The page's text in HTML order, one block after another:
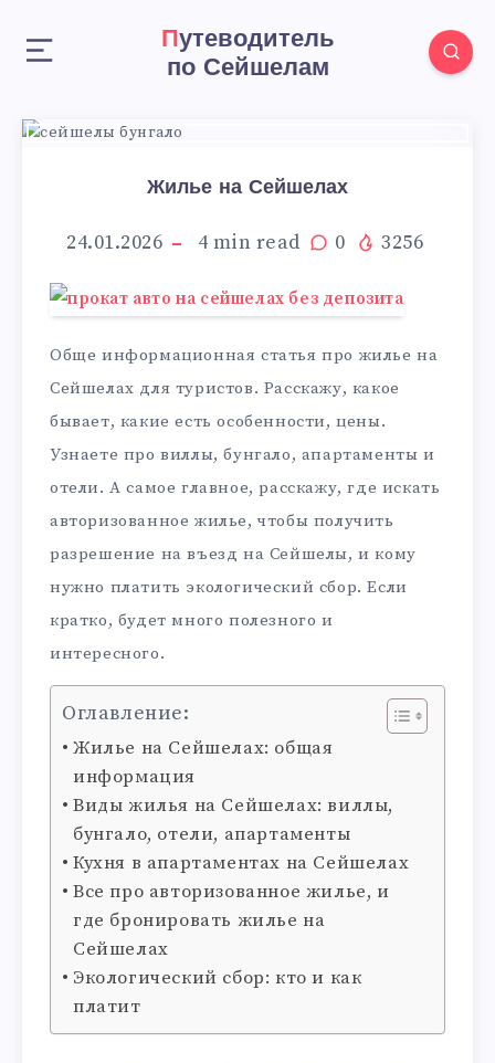
Путеводитель
по Сейшелам
Жилье на Сейшелах
24.01.2026 4 min read 0 3256
Обще информационная статья про жилье на
Сейшелах для туристов. Расскажу, какое
бывает, какие есть особенности, цены.
Узнаете про виллы, бунгало, апартаменты и
отели. А самое главное, расскажу, где искать
авторизованное жилье, чтобы получить
разрешение на въезд на Сейшелы, и кому
нужно платить экологический сбор. Если
кратко, будет много полезного и
интересного.
Оглавление:
Жилье на Сейшелах: общая
информация
Виды жилья на Сейшелах: виллы,
бунгало, отели, апартаменты
Кухня в апартаментах на Сейшелах
Все про авторизованное жилье, и
где бронировать жилье на
Сейшелах
Экологический сбор: кто и как
платит